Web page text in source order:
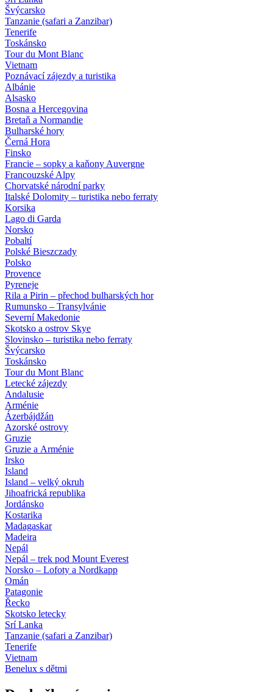
Švýcarsko
Tanzanie (safari a Zanzibar)
Tenerife
Toskánsko
Tour du Mont Blanc
Vietnam
Poznávací zájezdy a turistika
Albánie
Alsasko
Bosna a Hercegovina
Bretaň a Normandie
Bulharské hory
Černá Hora
Finsko
Francie – sopky a kaňony Auvergne
Francouzské Alpy
Chorvatské národní parky
Italské Dolomity – turistika nebo ferraty
Korsika
Lago di Garda
Norsko
Pobaltí
Polské Bieszczady
Polsko
Provence
Pyreneje
Rila a Pirin – přechod bulharských hor
Rumunsko – Transylvánie
Severní Makedonie
Skotsko a ostrov Skye
Slovinsko – turistika nebo ferraty
Švýcarsko
Toskánsko
Tour du Mont Blanc
Letecké zájezdy
Andalusie
Arménie
Ázerbájdžán
Azorské ostrovy
Gruzie
Gruzie a Arménie
Irsko
Island
Island – velký okruh
Jihoafrická republika
Jordánsko
Kostarika
Madagaskar
Madeira
Nepál
Nepál – trek pod Mount Everest
Norsko – Lofoty a Nordkapp
Omán
Patagonie
Řecko
Skotsko letecky
Srí Lanka
Tanzanie (safari a Zanzibar)
Tenerife
Vietnam
Benelux s dětmi